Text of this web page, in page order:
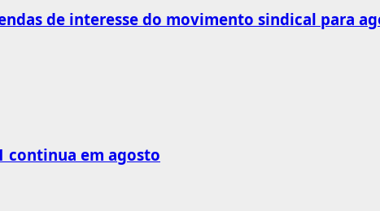
de interesse do movimento sindical para
continua em agosto